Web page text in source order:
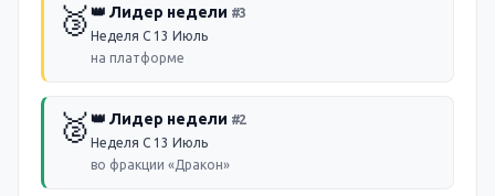
🥉👑 Лидер недели #3
Неделя С 13 Июль
на платформе
🥈👑 Лидер недели #2
Неделя С 13 Июль
во фракции «Дракон»